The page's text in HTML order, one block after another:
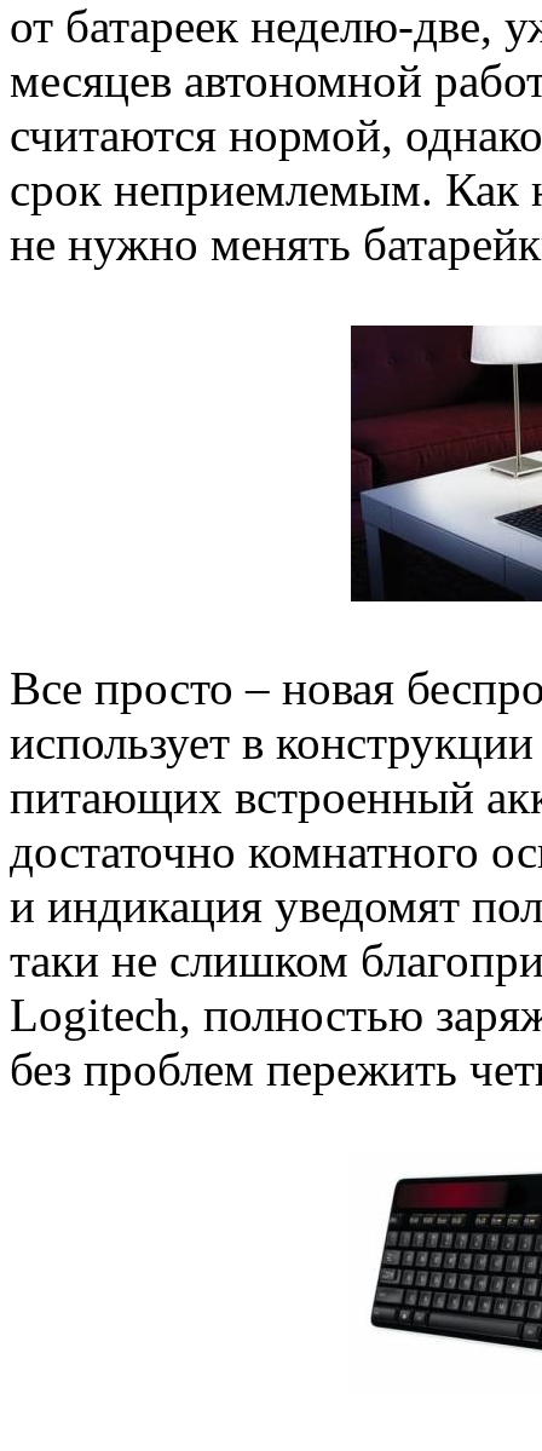
от батареек неделю-две,
месяцев автономной
считаются нормой,
срок неприемлемым. Как
не нужно менять
Все просто – новая
использует в
питающих встроенный
достаточно комнатного
и индикация уведомят
таки не слишком
Logitech, полностью
без проблем пережить